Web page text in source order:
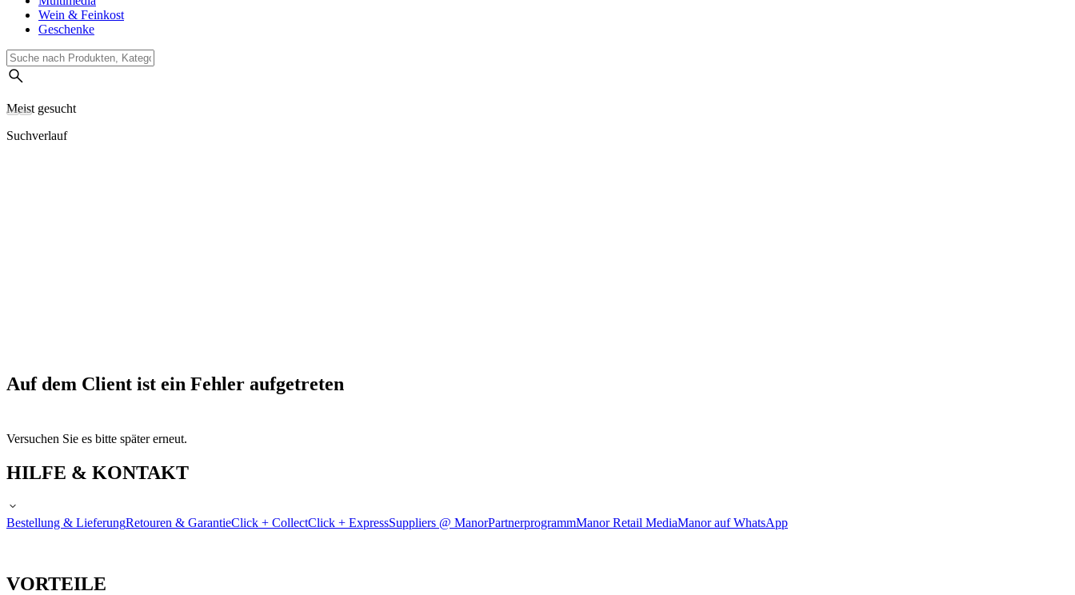
Wein & Feinkost
Geschenke
Meist gesucht
Suchverlauf
Auf dem Client ist ein Fehler aufgetreten
Versuchen Sie es bitte später erneut.
HILFE & KONTAKT
Bestellung & LieferungRetouren & GarantieClick + CollectClick + ExpressSuppliers @ ManorPartnerprogrammManor Retail MediaManor auf WhatsApp
VORTEILE